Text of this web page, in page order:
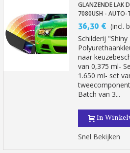
Je online offerte in
Deel je creaties en ontvang
Verzamel
Retourneer producten
5€ korting op de
10€ shopping voucher
Schrijf je in voor de
GLANZENDE LAK
7080USH - AUTO-
36,30 € (incl.
Schilderij
naar
van 0,375 ml-
1.650 ml- set
Batch van 3...
In
Snel Bekijken